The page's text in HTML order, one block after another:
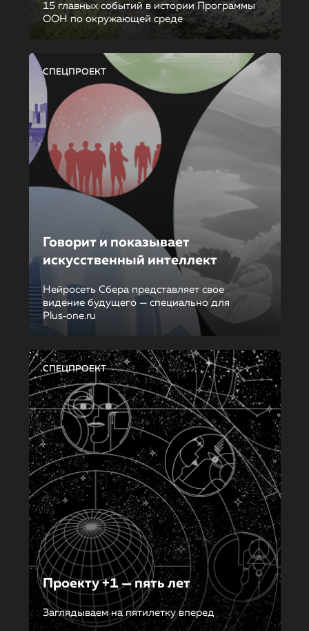
15 главных событий в истории Программы
ООН по окружающей среде
СПЕЦПРОЕКТ
Говорит и показывает
искусственный интеллект
Нейросеть Сбера представляет свое
видение будущего — специально для
Plus‑one.ru
СПЕЦПРОЕКТ
Проекту +1 — пять лет
Заглядываем на пятилетку вперед